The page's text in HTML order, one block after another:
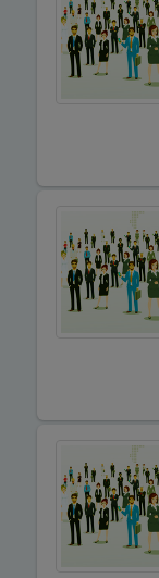
Demir ve
Deniz Ürün
Diğer Hizmet
Dijital Uydu
Diş Hekimleri
Döviz Büroları
Düğün Nişan